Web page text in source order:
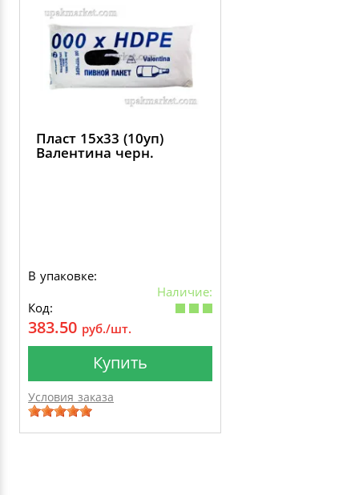
Пласт 15х33 (10уп)
Валентина черн.
В упаковке:
Наличие:
Код:
383.50 руб./шт.
Купить
Условия заказа